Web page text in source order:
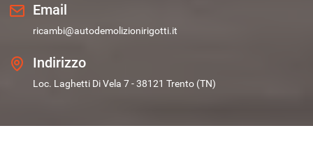
Email
ricambi@autodemolizionirigotti.it
Indirizzo
Loc. Laghetti Di Vela 7 - 38121 Trento (TN)